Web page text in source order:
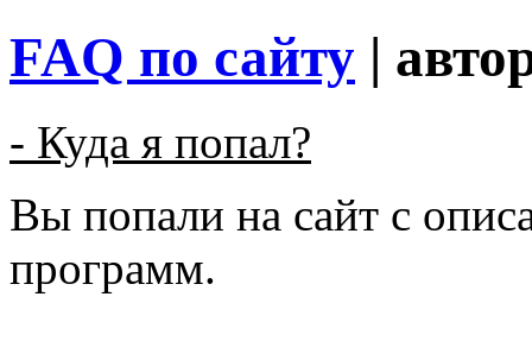
FAQ по сайту |
- Куда я попал?
Вы попали на сайт с
программ.